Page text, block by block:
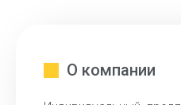
О компании